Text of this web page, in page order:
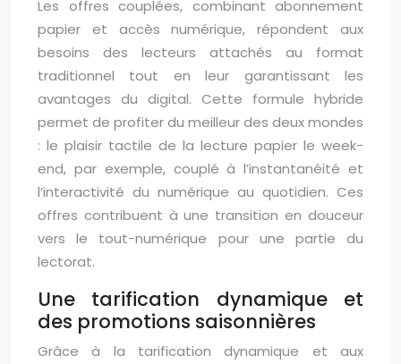
Les offres couplées, combinant abonnement
papier et accès numérique, répondent aux
besoins des lecteurs attachés au format
traditionnel tout en leur garantissant les
avantages du digital. Cette formule hybride
permet de profiter du meilleur des deux mondes
: le plaisir tactile de la lecture papier le week-
end, par exemple, couplé à l’instantanéité et
l’interactivité du numérique au quotidien. Ces
offres contribuent à une transition en douceur
vers le tout-numérique pour une partie du
lectorat.
Une tarification dynamique et
des promotions saisonnières
Grâce à la tarification dynamique et aux